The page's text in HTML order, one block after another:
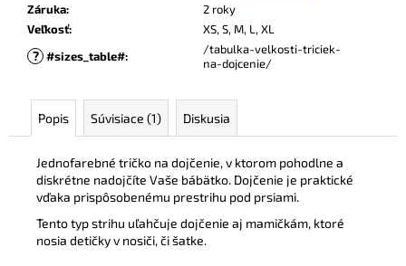
Záruka:
2 roky
Veľkosť: XS, S, M, L, XL
? #sizes_table#:
/tabulka-velkosti-triciek-
na-dojcenie/
Popis Súvisiace (1) Diskusia
Jednofarebné tričko na dojčenie, v ktorom pohodlne a
diskrétne nadojčíte Vaše bábätko. Dojčenie je praktické
vďaka prispôsobenému prestrihu pod prsiami.
Tento typ strihu uľahčuje dojčenie aj mamičkám, ktoré
nosia detičky v nosiči, či šatke.